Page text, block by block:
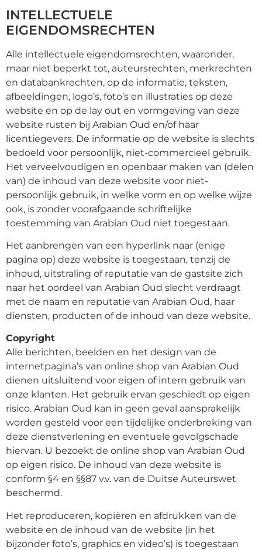
INTELLECTUELE
EIGENDOMSRECHTEN
Alle intellectuele eigendomsrechten, waaronder,
maar niet beperkt tot, auteursrechten, merkrechten
en databankrechten, op de informatie, teksten,
afbeeldingen, logo’s, foto’s en illustraties op deze
website en op de lay out en vormgeving van deze
website rusten bij Arabian Oud en/of haar
licentiegevers. De informatie op de website is slechts
bedoeld voor persoonlijk, niet-commercieel gebruik.
Het verveelvoudigen en openbaar maken van (delen
van) de inhoud van deze website voor niet-
persoonlijk gebruik, in welke vorm en op welke wijze
ook, is zonder voorafgaande schriftelijke
toestemming van Arabian Oud niet toegestaan.
Het aanbrengen van een hyperlink naar (enige
pagina op) deze website is toegestaan, tenzij de
inhoud, uitstraling of reputatie van de gastsite zich
naar het oordeel van Arabian Oud slecht verdraagt
met de naam en reputatie van Arabian Oud, haar
diensten, producten of de inhoud van deze website.
Copyright
Alle berichten, beelden en het design van de
internetpagina’s van online shop van Arabian Oud
dienen uitsluitend voor eigen of intern gebruik van
onze klanten. Het gebruik ervan geschiedt op eigen
risico. Arabian Oud kan in geen geval aansprakelijk
worden gesteld voor een tijdelijke onderbreking van
deze dienstverlening en eventuele gevolgschade
hiervan. U bezoekt de online shop van Arabian Oud
op eigen risico. De inhoud van deze website is
conform §4 en §§87 v.v. van de Duitse Auteurswet
beschermd.
Het reproduceren, kopiëren en afdrukken van de
website en de inhoud van de website (in het
bijzonder foto’s, graphics en video’s) is toegestaan